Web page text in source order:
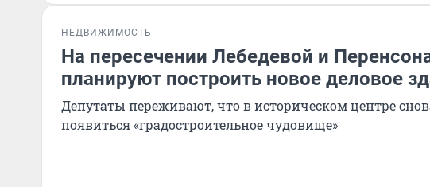
НЕДВИЖИМОСТЬ
На пересечении Лебедевой и
планируют построить новое деловое
Депутаты переживают, что в историческом центре
появиться «градостроительное чудовище»